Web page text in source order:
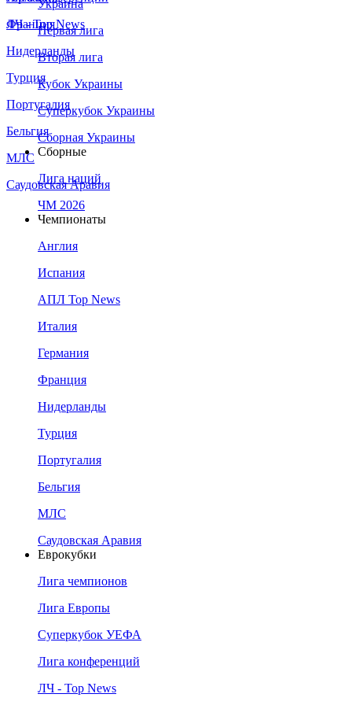
Франция
Нидерланды
Турция
Португалия
Бельгия
МЛС
Саудовская Аравия
ЛЧ - Top News
Украина
Первая лига
Вторая лига
Кубок Украины
Суперкубок Украины
Сборная Украины
Сборные
Лига наций
ЧМ 2026
Чемпионаты
Англия
Испания
АПЛ Top News
Италия
Германия
Франция
Нидерланды
Турция
Португалия
Бельгия
МЛС
Саудовская Аравия
Еврокубки
Лига чемпионов
Лига Европы
Суперкубок УЕФА
Лига конференций
ЛЧ - Top News